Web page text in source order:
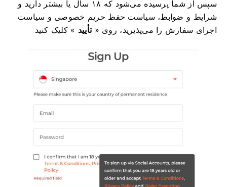
سپس از شما پرسیده می‌شود که ۱۸ سال یا بیشتر دارید و
شرایط و ضوابط، سیاست حفظ حریم خصوصی و سیاست
اجرای سفارش را می‌پذیرید، روی «تأیید » کلیک کنید